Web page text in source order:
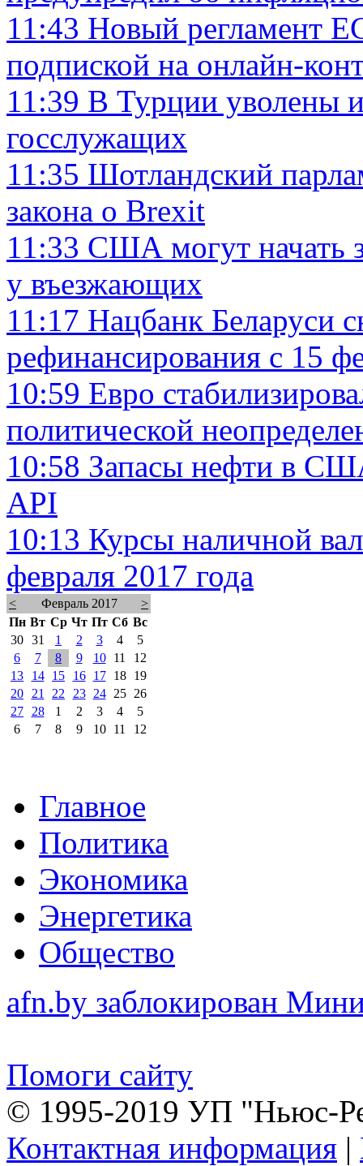
11:43 Новый регламент
подпиской на онлайн-
11:39 В Турции уволены
госслужащих
11:35 Шотландский
закона о Brexit
11:33 США могут начать
у въезжающих
11:17 Нацбанк Беларуси
рефинансирования с 15
10:59 Евро
политической
10:58 Запасы нефти в
API
10:13 Курсы наличной
февраля 2017 года
< Февраль 2017
>
Пн Вт Ср Чт Пт Сб Вс
30 31 1 2 3 4
5
6
7 8 9 10 11
12
13
14 15 16 17 18
19
20
21 22 23 24 25
26
27
28 1 2 3 4
5
6
7 8 9 10 11 12
Главное
Политика
Экономика
Энергетика
Общество
afn.by заблокирован
Помоги сайту
© 1995-2019 УП "Ньюс-
Контактная информация |